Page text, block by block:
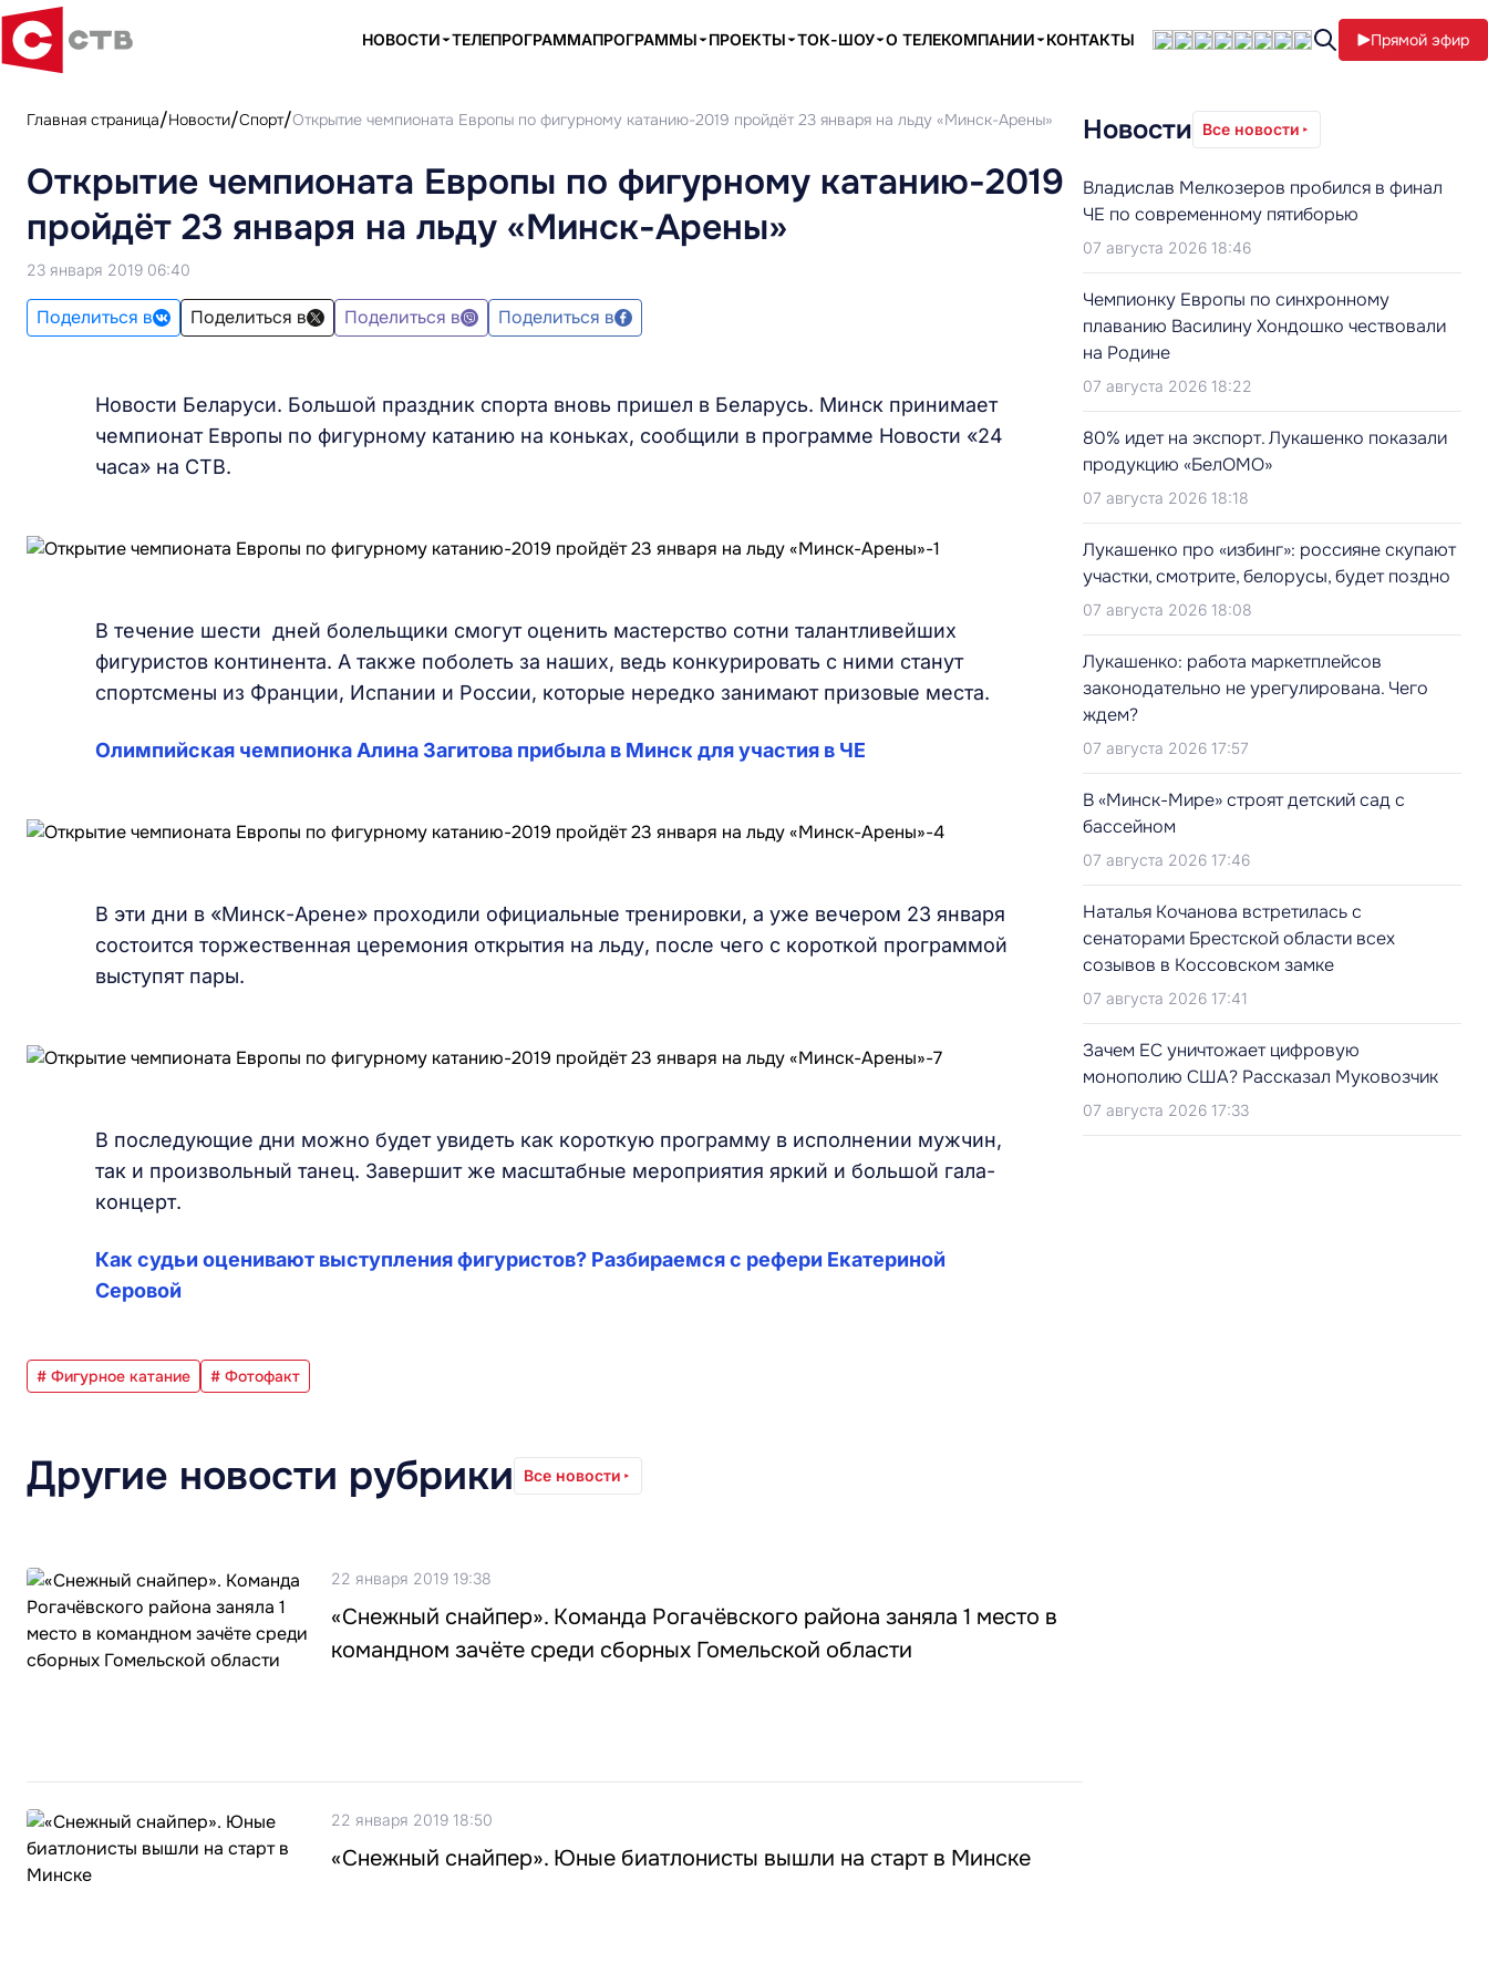
НОВОСТИ ТЕЛЕПРОГРАММАПРОГРАММЫ ПРОЕКТЫ ТОК-ШОУ О ТЕЛЕКОМПАНИИ КОНТАКТЫ Прямой эфир
Главная страница Новости Спорт Открытие чемпионата Европы по фигурному катанию-2019 пройдёт 23 января на льду «Минск-Арены»
Открытие чемпионата Европы по фигурному катанию-2019
пройдёт 23 января на льду «Минск-Арены»
23 января 2019 06:40
Поделиться в Поделиться в Поделиться в Поделиться в
Новости Беларуси. Большой праздник спорта вновь пришел в Беларусь. Минск принимает
чемпионат Европы по фигурному катанию на коньках, сообщили в программе Новости «24
часа» на СТВ.
В течение шести дней болельщики смогут оценить мастерство сотни талантливейших
фигуристов континента. А также поболеть за наших, ведь конкурировать с ними станут
спортсмены из Франции, Испании и России, которые нередко занимают призовые места.
Олимпийская чемпионка Алина Загитова прибыла в Минск для участия в ЧЕ
В эти дни в «Минск-Арене» проходили официальные тренировки, а уже вечером 23 января
состоится торжественная церемония открытия на льду, после чего с короткой программой
выступят пары.
В последующие дни можно будет увидеть как короткую программу в исполнении мужчин,
так и произвольный танец. Завершит же масштабные мероприятия яркий и большой гала-
концерт.
Как судьи оценивают выступления фигуристов? Разбираемся с рефери Екатериной
Серовой
# Фигурное катание # Фотофакт
Другие новости рубрики Все новости
22 января 2019 19:38
«Снежный снайпер». Команда Рогачёвского района заняла 1 место в
командном зачёте среди сборных Гомельской области
22 января 2019 18:50
«Снежный снайпер». Юные биатлонисты вышли на старт в Минске
Новости Все новости
Владислав Мелкозеров пробился в финал
ЧЕ по современному пятиборью
07 августа 2026 18:46
Чемпионку Европы по синхронному
плаванию Василину Хондошко чествовали
на Родине
07 августа 2026 18:22
80% идет на экспорт. Лукашенко показали
продукцию «БелОМО»
07 августа 2026 18:18
Лукашенко про «избинг»: россияне скупают
участки, смотрите, белорусы, будет поздно
07 августа 2026 18:08
Лукашенко: работа маркетплейсов
законодательно не урегулирована. Чего
ждем?
07 августа 2026 17:57
В «Минск-Мире» строят детский сад с
бассейном
07 августа 2026 17:46
Наталья Кочанова встретилась с
сенаторами Брестской области всех
созывов в Коссовском замке
07 августа 2026 17:41
Зачем ЕС уничтожает цифровую
монополию США? Рассказал Муковозчик
07 августа 2026 17:33